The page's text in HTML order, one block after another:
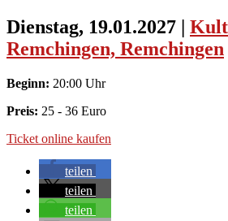
Dienstag, 19.01.2027 |
Remchingen, Remchingen
Beginn: 20:00 Uhr
Preis: 25 - 36 Euro
Ticket online kaufen
teilen
teilen
teilen